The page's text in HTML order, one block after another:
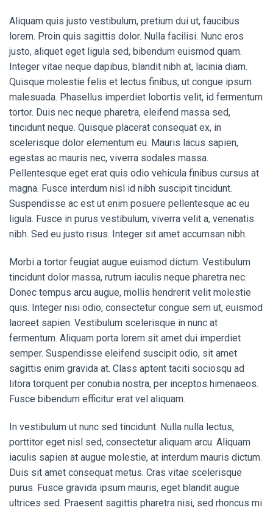
Aliquam quis justo vestibulum, pretium dui ut, faucibus
lorem. Proin quis sagittis dolor. Nulla facilisi. Nunc eros
justo, aliquet eget ligula sed, bibendum euismod quam.
Integer vitae neque dapibus, blandit nibh at, lacinia diam.
Quisque molestie felis et lectus finibus, ut congue ipsum
malesuada. Phasellus imperdiet lobortis velit, id fermentum
tortor. Duis nec neque pharetra, eleifend massa sed,
tincidunt neque. Quisque placerat consequat ex, in
scelerisque dolor elementum eu. Mauris lacus sapien,
egestas ac mauris nec, viverra sodales massa.
Pellentesque eget erat quis odio vehicula finibus cursus at
magna. Fusce interdum nisl id nibh suscipit tincidunt.
Suspendisse ac est ut enim posuere pellentesque ac eu
ligula. Fusce in purus vestibulum, viverra velit a, venenatis
nibh. Sed eu justo risus. Integer sit amet accumsan nibh.
Morbi a tortor feugiat augue euismod dictum. Vestibulum
tincidunt dolor massa, rutrum iaculis neque pharetra nec.
Donec tempus arcu augue, mollis hendrerit velit molestie
quis. Integer nisi odio, consectetur congue sem ut, euismod
laoreet sapien. Vestibulum scelerisque in nunc at
fermentum. Aliquam porta lorem sit amet dui imperdiet
semper. Suspendisse eleifend suscipit odio, sit amet
sagittis enim gravida at. Class aptent taciti sociosqu ad
litora torquent per conubia nostra, per inceptos himenaeos.
Fusce bibendum efficitur erat vel aliquam.
In vestibulum ut nunc sed tincidunt. Nulla nulla lectus,
porttitor eget nisl sed, consectetur aliquam arcu. Aliquam
iaculis sapien at augue molestie, at interdum mauris dictum.
Duis sit amet consequat metus. Cras vitae scelerisque
purus. Fusce gravida ipsum mauris, eget blandit augue
ultrices sed. Praesent sagittis pharetra nisi, sed rhoncus mi